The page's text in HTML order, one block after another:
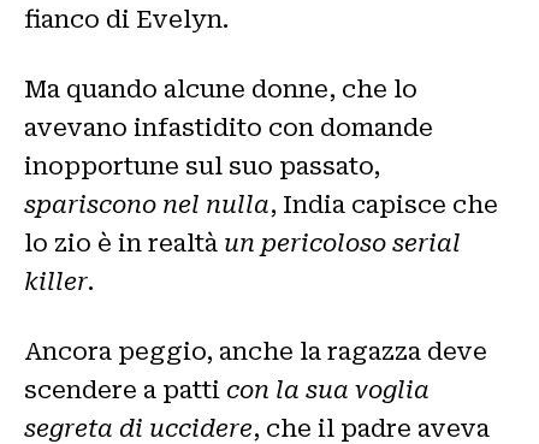
fianco di Evelyn.
Ma quando alcune donne, che lo
avevano infastidito con domande
inopportune sul suo passato,
spariscono nel nulla, India capisce che
lo zio è in realtà un pericoloso serial
killer.
Ancora peggio, anche la ragazza deve
scendere a patti con la sua voglia
segreta di uccidere, che il padre aveva